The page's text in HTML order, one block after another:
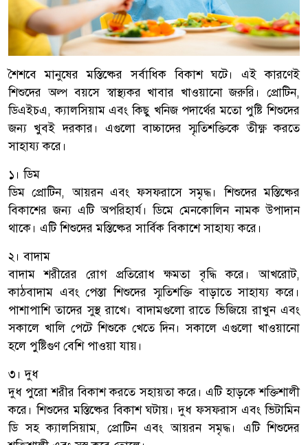
শৈশবে মানুষের মস্তিষ্কের সর্বাধিক বিকাশ ঘটে। এই কারণেই
শিশুদের অল্প বয়সে স্বাস্থ্যকর খাবার খাওয়ানো জরুরি। প্রোটিন,
ডিএইচএ, ক্যালসিয়াম এবং কিছু খনিজ পদার্থের মতো পুষ্টি শিশুদের
জন্য খুবই দরকার। এগুলো বাচ্চাদের স্মৃতিশক্তিকে তীক্ষ্ণ করতে
সাহায্য করে।
১। ডিম
ডিম প্রোটিন, আয়রন এবং ফসফরাসে সমৃদ্ধ। শিশুদের মস্তিষ্কের
বিকাশের জন্য এটি অপরিহার্য। ডিমে মেনকোলিন নামক উপাদান
থাকে। এটি শিশুদের মস্তিষ্কের সার্বিক বিকাশে সাহায্য করে।
২। বাদাম
বাদাম শরীরের রোগ প্রতিরোধ ক্ষমতা বৃদ্ধি করে। আখরোট,
কাঠবাদাম এবং পেস্তা শিশুদের স্মৃতিশক্তি বাড়াতে সাহায্য করে।
পাশাপাশি তাদের সুস্থ রাখে। বাদামগুলো রাতে ভিজিয়ে রাখুন এবং
সকালে খালি পেটে শিশুকে খেতে দিন। সকালে এগুলো খাওয়ানো
হলে পুষ্টিগুণ বেশি পাওয়া যায়।
৩। দুধ
দুধ পুরো শরীর বিকাশ করতে সহায়তা করে। এটি হাড়কে শক্তিশালী
করে। শিশুদের মস্তিষ্কের বিকাশ ঘটায়। দুধ ফসফরাস এবং ভিটামিন
ডি সহ ক্যালসিয়াম, প্রোটিন এবং আয়রন সমৃদ্ধ। এটি শিশুদের